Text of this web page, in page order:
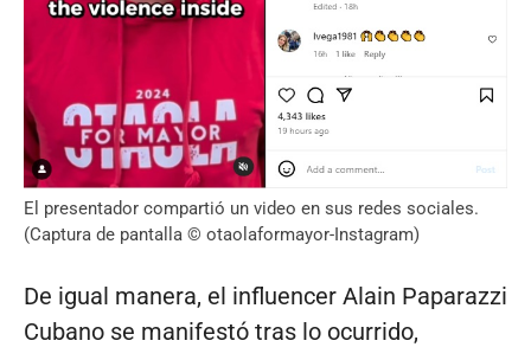
El presentador compartió un video en sus redes sociales.
(Captura de pantalla © otaolaformayor-Instagram)
De igual manera, el influencer Alain Paparazzi
Cubano se manifestó tras lo ocurrido,